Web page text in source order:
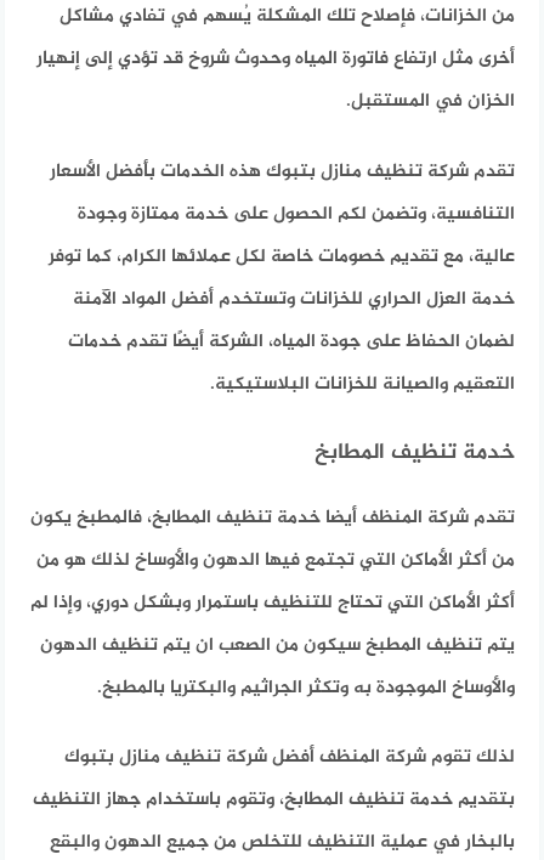
من الخزانات، فإصلاح تلك المشكلة يُسهم في تفادي مشاكل
أخرى مثل ارتفاع فاتورة المياه وحدوث شروخ قد تؤدي إلى إنهيار
الخزان في المستقبل.
تقدم شركة تنظيف منازل بتبوك هذه الخدمات بأفضل الأسعار
التنافسية، وتضمن لكم الحصول على خدمة ممتازة وجودة
عالية، مع تقديم خصومات خاصة لكل عملائها الكرام، كما توفر
خدمة العزل الحراري للخزانات وتستخدم أفضل المواد الآمنة
لضمان الحفاظ على جودة المياه، الشركة أيضًا تقدم خدمات
التعقيم والصيانة للخزانات البلاستيكية.
خدمة تنظيف المطابخ
تقدم شركة المنظف أيضا خدمة تنظيف المطابخ، فالمطبخ يكون
من أكثر الأماكن التي تجتمع فيها الدهون والأوساخ لذلك هو من
أكثر الأماكن التي تحتاج للتنظيف باستمرار وبشكل دوري، وإذا لم
يتم تنظيف المطبخ سيكون من الصعب ان يتم تنظيف الدهون
والأوساخ الموجودة به وتكثر الجراثيم والبكتريا بالمطبخ.
لذلك تقوم شركة المنظف أفضل شركة تنظيف منازل بتبوك
بتقديم خدمة تنظيف المطابخ، وتقوم باستخدام جهاز التنظيف
بالبخار في عملية التنظيف للتخلص من جميع الدهون والبقع